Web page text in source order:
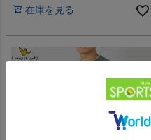
在庫を見る